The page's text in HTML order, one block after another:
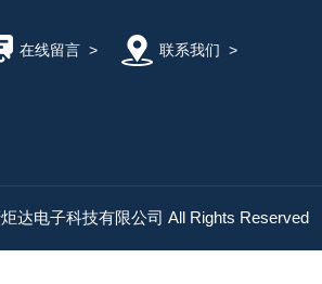
在线留言> 联系我们 >
达电子科技有限公司 All Rights Reserved